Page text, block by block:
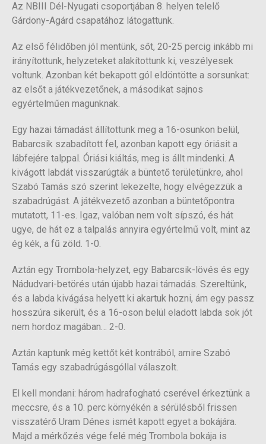
Az NBIII Dél-Nyugati csoportjában 8. helyen telelő
Gárdony-Agárd csapatához látogattunk.
Az első félidőben jól mentünk, sőt, 20-25 percig inkább mi
irányítottunk, helyzeteket alakítottunk ki, veszélyesek
voltunk. Azonban két bekapott gól eldöntötte a sorsunkat:
az elsőt a játékvezetőnek, a másodikat sajnos
egyértelműen magunknak.
Egy hazai támadást állítottunk meg a 16-osunkon belül,
Babarcsik szabadított fel, azonban kapott egy óriásit a
lábfejére talppal. Óriási kiáltás, meg is állt mindenki. A
kivágott labdát visszarúgták a büntető területünkre, ahol
Szabó Tamás szó szerint lekezelte, hogy elvégezzük a
szabadrúgást. A játékvezető azonban a büntetőpontra
mutatott, 11-es. Igaz, valóban nem volt sípszó, és hát
ugye, de hát ez a talpalás annyira egyértelmű volt, mint az
ég kék, a fű zöld. 1-0.
Aztán egy Trombola-helyzet, egy Babarcsik-lövés és egy
Nádudvari-betörés után újabb hazai támadás. Szereltünk,
és a labda kivágása helyett ki akartuk hozni, ám egy passz
hosszúra sikerült, és a 16-oson belül eladott labda sok jót
nem hordoz magában… 2-0.
Aztán kaptunk még kettőt két kontrából, amire Szabó
Tamás egy szabadrúgásgóllal válaszolt.
El kell mondani: három hadrafogható cserével érkeztünk a
meccsre, és a 10. perc környékén a sérülésből frissen
visszatérő Uram Dénes ismét kapott egyet a bokájára.
Majd a mérkőzés vége felé még Trombola bokája is